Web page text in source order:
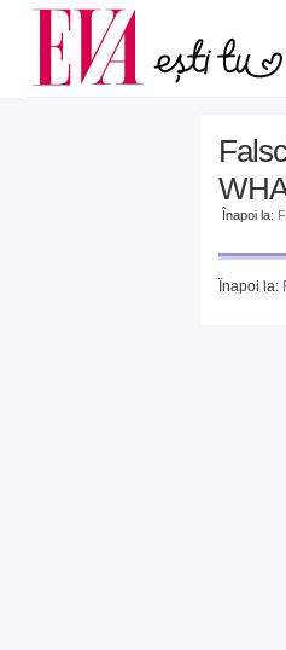
Carieră
Actualitate
Înapoi la:
Înapoi la: